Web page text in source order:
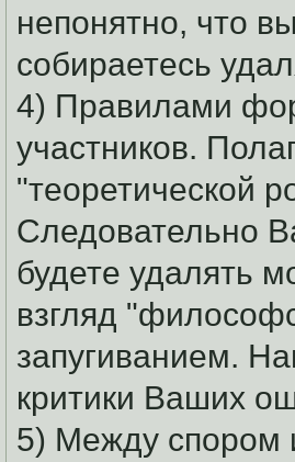
непонятно, что
собираетесь
4) Правилами
участников.
"теоретической
Следовательно
будете удалять
взгляд
запугиванием.
критики Ваших
5) Между спором